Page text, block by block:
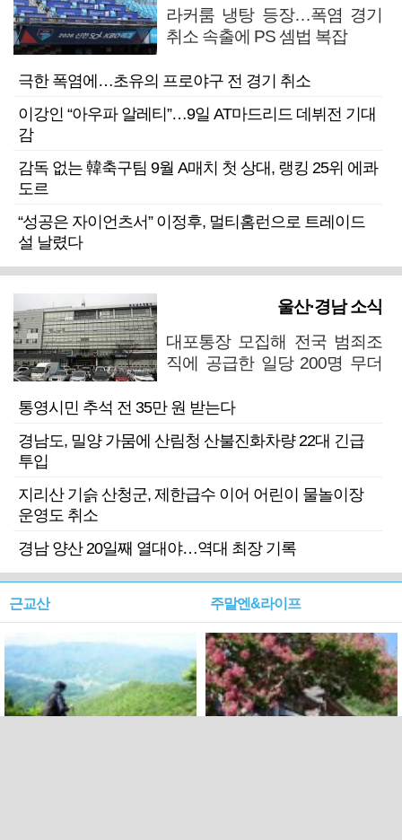
라커룸 냉탕 등장…폭염 경기
취소 속출에 PS 셈법 복잡
극한 폭염에…초유의 프로야구 전 경기 취소
이강인 “아우파 알레티”…9일 AT마드리드 데뷔전 기대
감
감독 없는 韓축구팀 9월 A매치 첫 상대, 랭킹 25위 에콰
도르
“성공은 자이언츠서” 이정후, 멀티홈런으로 트레이드
설 날렸다
울산·경남 소식
대포통장 모집해 전국 범죄조
직에 공급한 일당 200명 무더
통영시민 추석 전 35만 원 받는다
경남도, 밀양 가뭄에 산림청 산불진화차량 22대 긴급
투입
지리산 기슭 산청군, 제한급수 이어 어린이 물놀이장
운영도 취소
경남 양산 20일째 열대야…역대 최장 기록
근교산 주말엔&라이프